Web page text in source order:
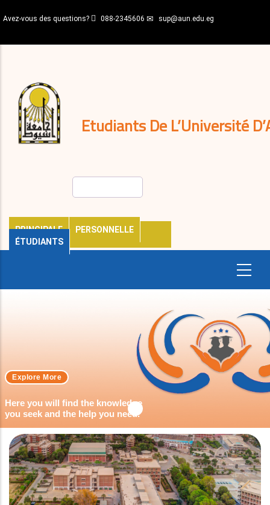
au
principal
Avez-vous des questions? 088-2345606 sup@aun.edu.eg
Etudiants De L’Université
PRINCIPALE
PERSONNELLE
ÉTUDIANTS
décisions
Expatriés
Journal
Here you will find the knowledge
you seek and the help you need.
Explore More